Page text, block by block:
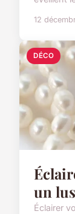
12
DÉCO
un
Éclairer